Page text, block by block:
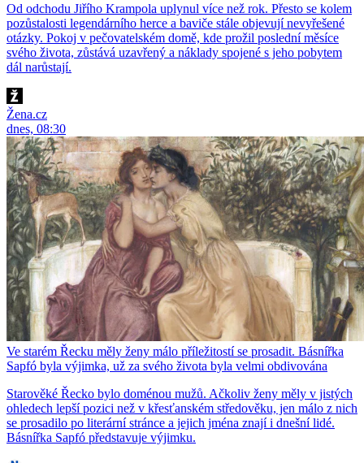
Od odchodu Jiřího Krampola uplynul více než rok. Přesto se kolem
pozůstalosti legendárního herce a baviče stále objevují nevyřešené
otázky. Pokoj v pečovatelském domě, kde prožil poslední měsíce
svého života, zůstává uzavřený a náklady spojené s jeho pobytem
dál narůstají.
Žena.cz
dnes, 08:30
Ve starém Řecku měly ženy málo příležitostí se prosadit. Básnířka
Sapfó byla výjimka, už za svého života byla velmi obdivována
Starověké Řecko bylo doménou mužů. Ačkoliv ženy měly v jistých
ohledech lepší pozici než v křesťanském středověku, jen málo z nich
se prosadilo po literární stránce a jejich jména znají i dnešní lidé.
Básnířka Sapfó představuje výjimku.